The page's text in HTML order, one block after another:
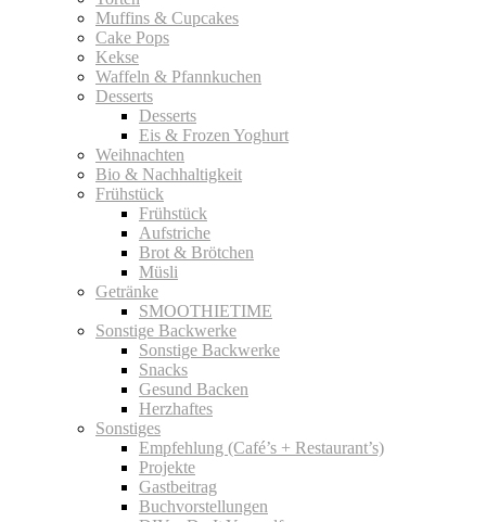
Muffins & Cupcakes
Cake Pops
Kekse
Waffeln & Pfannkuchen
Desserts
Desserts
Eis & Frozen Yoghurt
Weihnachten
Bio & Nachhaltigkeit
Frühstück
Frühstück
Aufstriche
Brot & Brötchen
Müsli
Getränke
SMOOTHIETIME
Sonstige Backwerke
Sonstige Backwerke
Snacks
Gesund Backen
Herzhaftes
Sonstiges
Empfehlung (Café’s + Restaurant’s)
Projekte
Gastbeitrag
Buchvorstellungen